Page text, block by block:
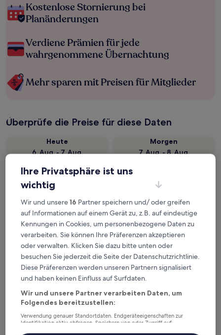
Kostenlose Stornierung bei
Planänderungen
Verdiene Prämien für jede
wahrgenommene Übernachtung
Mehr sparen mit Preisen für Mitglieder
Überprüfe die Preise für diese Daten
Heute
6. Aug. - 7. Aug.
Morgen
7. Aug. - 8. Aug.
Dieses Wochenende
7. Aug. - 9. Aug.
Top 5 Hotels in der Nähe von
Kastro Strand auf einen Blick
YALIKÖY DENİZ OTEL— Liegt in 17,7 km von Kastro Strand
entfernt. Gästebewertung: 9,0/10 — Wunderbar.
Elite Escape Village Hotel — Liegt in 18,6 km von Kastro Strand
entfernt. Gästebewertung: 10/10 — Außergewöhnlich.
Preis (aufsteigend)
Deine Ausgangsbasis nahe Kastro
Strand
Ihre Privatsphäre ist uns
wichtig
Wir und unsere16 Partner speichern und/ oder greifen
auf Informationen auf einem Gerät zu, z.B. auf eindeutige
Kennungen in Cookies, um personenbezogene Daten zu
verarbeiten. Sie können Ihre Präferenzen akzeptieren
oder verwalten. Klicken Sie dazu bitte unten oder
besuchen Sie jederzeit die Seite der Datenschutzrichtlinie.
Diese Präferenzen werden unseren Partnern signalisiert
und haben keinen Einfluss auf Surfdaten.
Wir und unsere Partner verarbeiten Daten, um
Folgendes bereitzustellen:
Verwendung genauer Standortdaten. Endgeräteeigenschaften zur
Identifikation aktiv abfragen. Speichern von oder Zugriff auf